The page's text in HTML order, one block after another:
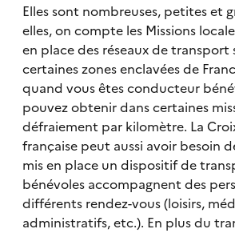
Elles sont nombreuses, petites et
elles, on compte les Missions
en place des réseaux de transport
certaines zones enclavées de
quand vous êtes conducteur
pouvez obtenir dans certaines
défraiement par kilomètre. La
française peut aussi avoir besoin
mis en place un dispositif de
bénévoles accompagnent des
différents rendez-vous (loisirs,
administratifs, etc.). En plus du